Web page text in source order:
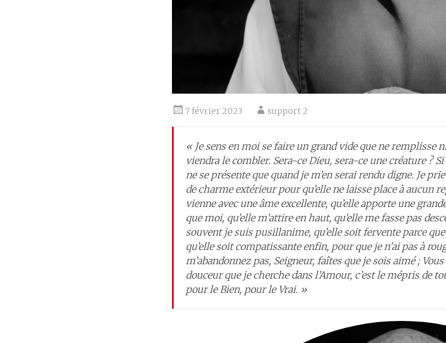
7 février 2023 support 2
« Je sens en moi se faire un grand vide que ne remplisse
viendra le combler. Sera-ce Dieu, sera-ce une créature ?
ne se présente que quand je m’en serai rendu digne. Je
de charme extérieur pour qu’elle ne laisse place à aucun
vienne avec une âme excellente, qu’elle apporte une
que moi, qu’elle m’attire en haut, qu’elle me fasse pas
souvent je suis pusillanime, qu’elle soit fervente parce
qu’elle soit compatissante enfin, pour que je n’ai pas à
m’abandonnez pas, Seigneur, faîtes que je sois aimé ;
douceur que je cherche dans l’Amour, c’est le mépris de
pour le Bien, pour le Vrai. »